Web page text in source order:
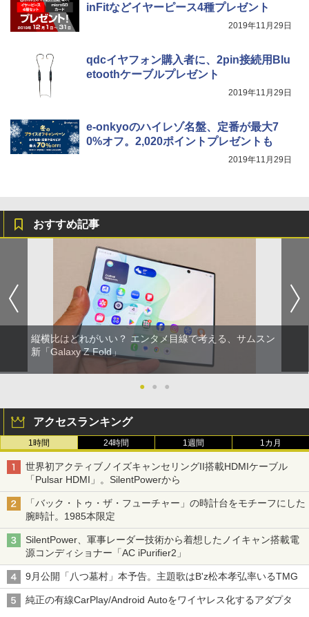
inFitなどイヤーピース4種プレゼント
2019年11月29日
qdcイヤフォン購入者に、2pin接続用Blu
etoothケーブルプレゼント
2019年11月29日
e-onkyoのハイレゾ名盤、定番が最大7
0%オフ。2,020ポイントプレゼントも
2019年11月29日
おすすめ記事
縦横比はどれがいい？ エンタメ目線で考える、サムスン
新「Galaxy Z Fold」
● ● ●
アクセスランキング
1時間 24時間 1週間 1カ月
世界初アクティブノイズキャンセリングII搭載HDMIケーブル
「Pulsar HDMI」。SilentPowerから
「バック・トゥ・ザ・フューチャー」の時計台をモチーフにした
腕時計。1985本限定
SilentPower、軍事レーダー技術から着想したノイキャン搭載電
源コンディショナー「AC iPurifier2」
9月公開「八つ墓村」本予告。主題歌はB'z松本孝弘率いるTMG
純正の有線CarPlay/Android Autoをワイヤレス化するアダプタ